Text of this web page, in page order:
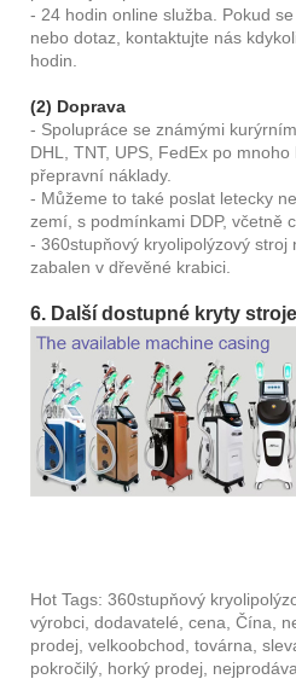
- 24 hodin online služba. Pokud
nebo dotaz, kontaktujte nás
hodin.
(2) Doprava
- Spolupráce se známými
DHL, TNT, UPS, FedEx po
přepravní náklady.
- Můžeme to také poslat letecky
zemí, s podmínkami DDP, včetně
- 360stupňový kryolipolýzový stroj
zabalen v dřevěné krabici.
6. Další dostupné kryty
Hot Tags: 360stupňový
výrobci, dodavatelé, cena, Čína,
prodej, velkoobchod, továrna,
pokročilý, horký prodej,